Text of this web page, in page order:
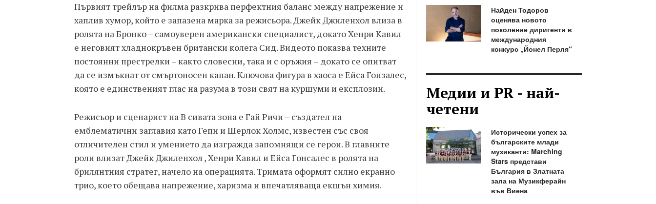
Първият трейлър на филма разкрива перфектния баланс между напрежение и
хаплив хумор, който е запазена марка за режисьора. Джейк Джилeнхол влиза в
ролята на Бронко – самоуверен американски специалист, докато Хенри Кавил
е неговият хладнокръвен британски колега Сид. Видеото показва техните
постоянни престрелки – както словесни, така и с оръжия – докато се опитват
да се измъкнат от смъртоносен капан. Ключова фигура в хаоса е Ейса Гонзалес,
която е единственият глас на разума в този свят на куршуми и експлозии.
Режисьор и сценарист на В сивата зона е Гай Ричи – създател на
емблематични заглавия като Гепи и Шерлок Холмс, известен със своя
отличителен стил и умението да изгражда запомнящи се герои. В главните
роли влизат Джейк Джилeнхол , Хенри Кавил и Ейса Гонсалес в ролята на
брилянтния стратег, начело на операцията. Тримата оформят силно екранно
трио, което обещава напрежение, харизма и впечатляваща екшън химия.
Найден Тодоров
оценява новото
поколение диригенти в
международния
конкурс „Йонел Перля“
Медии и PR - най-
четени
Исторически успех за
българските млади
музиканти: Marching
Stars представи
България в Златната
зала на Музикферайн
във Виена